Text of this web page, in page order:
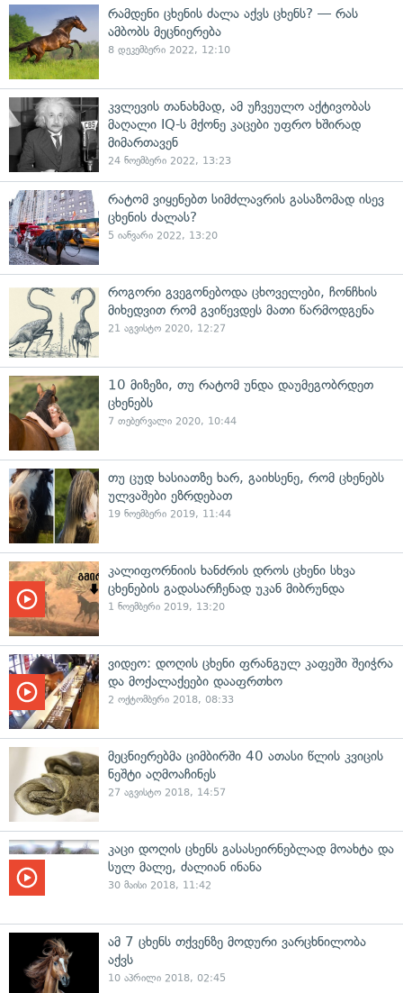
რამდენი ცხენის ძალა აქვს ცხენს? — რას
ამბობს მეცნიერება
8 დეკემბერი 2022, 12:10
კვლევის თანახმად, ამ უჩვეულო აქტივობას
მაღალი IQ-ს მქონე კაცები უფრო ხშირად
მიმართავენ
24 ნოემბერი 2022, 13:23
რატომ ვიყენებთ სიმძლავრის გასაზომად ისევ
ცხენის ძალას?
5 იანვარი 2022, 13:20
როგორი გვეგონებოდა ცხოველები, ჩონჩხის
მიხედვით რომ გვიწევდეს მათი წარმოდგენა
21 აგვისტო 2020, 12:27
10 მიზეზი, თუ რატომ უნდა დაუმეგობრდეთ
ცხენებს
7 თებერვალი 2020, 10:44
თუ ცუდ ხასიათზე ხარ, გაიხსენე, რომ ცხენებს
ულვაშები ეზრდებათ
19 ნოემბერი 2019, 11:44
კალიფორნიის ხანძრის დროს ცხენი სხვა
ცხენების გადასარჩენად უკან მიბრუნდა
1 ნოემბერი 2019, 13:20
ვიდეო: დოღის ცხენი ფრანგულ კაფეში შეიჭრა
და მოქალაქეები დააფრთხო
2 ოქტომბერი 2018, 08:33
მეცნიერებმა ციმბირში 40 ათასი წლის კვიცის
ნეშტი აღმოაჩინეს
27 აგვისტო 2018, 14:57
კაცი დოღის ცხენს გასასეირნებლად მოახტა და
სულ მალე, ძალიან ინანა
30 მაისი 2018, 11:42
ამ 7 ცხენს თქვენზე მოდური ვარცხნილობა
აქვს
10 აპრილი 2018, 02:45